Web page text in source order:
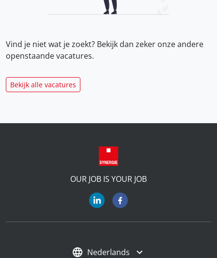
Vind je niet wat je zoekt? Bekijk dan zeker onzeandere
openstaande vacatures.
Bekijk alle vacatures
OUR JOB IS YOUR JOB
Nederlands